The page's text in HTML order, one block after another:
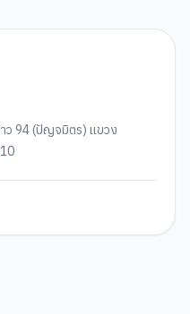
ว 94 (ปัญจมิตร) แขวง